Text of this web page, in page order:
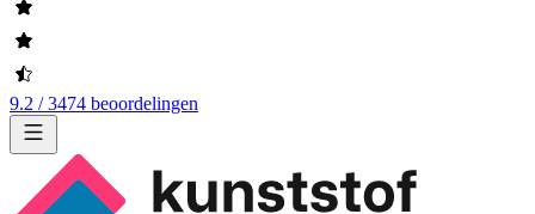
9.2 / 3474 beoordelingen